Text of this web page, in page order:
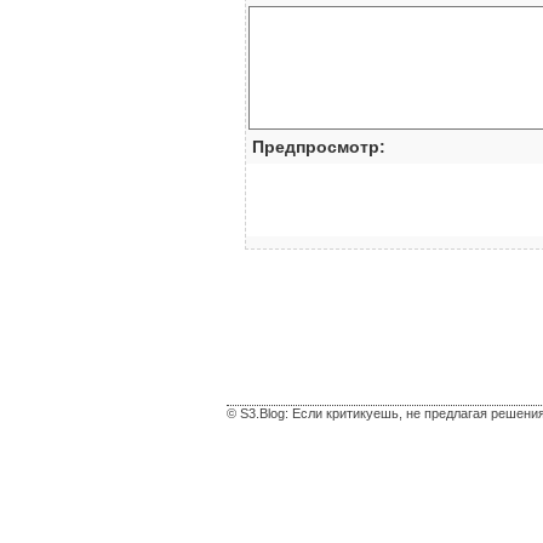
Предпросмотр:
© S3.Blog: Если критикуешь, не предлагая